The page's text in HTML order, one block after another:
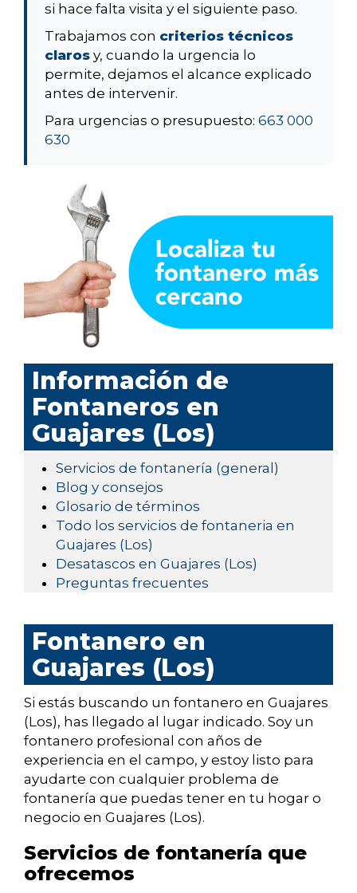
si hace falta visita y el siguiente paso.
Trabajamos con criterios técnicos
claros y, cuando la urgencia lo
permite, dejamos el alcance explicado
antes de intervenir.
Para urgencias o presupuesto: 663 000
630
Información de
Fontaneros en
Guajares (Los)
Servicios de fontanería (general)
Blog y consejos
Glosario de términos
Todo los servicios de fontaneria en
Guajares (Los)
Desatascos en Guajares (Los)
Preguntas frecuentes
Fontanero en
Guajares (Los)
Si estás buscando un fontanero en Guajares
(Los), has llegado al lugar indicado. Soy un
fontanero profesional con años de
experiencia en el campo, y estoy listo para
ayudarte con cualquier problema de
fontanería que puedas tener en tu hogar o
negocio en Guajares (Los).
Servicios de fontanería que
ofrecemos